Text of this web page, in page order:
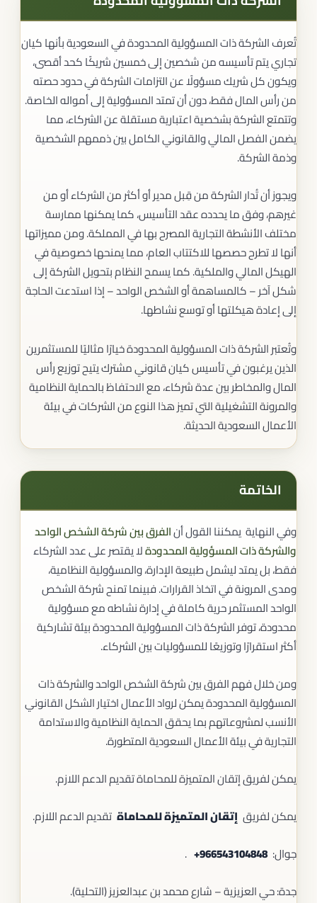
تُعرف الشركة ذات المسؤولية المحدودة في السعودية بأنها كيان
تجاري يتم تأسيسه من شخصين إلى خمسين شريكًا كحد أقصى،
ويكون كل شريك مسؤولًا عن التزامات الشركة في حدود حصته
من رأس المال فقط، دون أن تمتد المسؤولية إلى أمواله الخاصة.
وتتمتع الشركة بشخصية اعتبارية مستقلة عن الشركاء، مما
يضمن الفصل المالي والقانوني الكامل بين ذممهم الشخصية
وذمة الشركة.
ويجوز أن تُدار الشركة من قِبل مدير أو أكثر من الشركاء أو من
غيرهم، وفق ما يحدده عقد التأسيس، كما يمكنها ممارسة
مختلف الأنشطة التجارية المصرح بها في المملكة. ومن مميزاتها
أنها لا تطرح حصصها للاكتتاب العام، مما يمنحها خصوصية في
الهيكل المالي والملكية. كما يسمح النظام بتحويل الشركة إلى
شكل آخر – كالمساهمة أو الشخص الواحد – إذا استدعت الحاجة
إلى إعادة هيكلتها أو توسع نشاطها.
وتُعتبر الشركة ذات المسؤولية المحدودة خيارًا مثاليًا للمستثمرين
الذين يرغبون في تأسيس كيان قانوني مشترك يتيح توزيع رأس
المال والمخاطر بين عدة شركاء، مع الاحتفاظ بالحماية النظامية
والمرونة التشغيلية التي تميز هذا النوع من الشركات في بيئة
الأعمال السعودية الحديثة.
الخاتمة
وفي النهاية يمكننا القول أنالفرق بين شركة الشخص الواحد
والشركة ذات المسؤولية المحدودةلا يقتصر على عدد الشركاء
فقط، بل يمتد ليشمل طبيعة الإدارة، والمسؤولية النظامية،
ومدى المرونة في اتخاذ القرارات. فبينما تمنح شركة الشخص
الواحد المستثمر حرية كاملة في إدارة نشاطه مع مسؤولية
محدودة، توفر الشركة ذات المسؤولية المحدودة بيئة تشاركية
أكثر استقرارًا وتوزيعًا للمسؤوليات بين الشركاء.
ومن خلال فهم الفرق بين شركة الشخص الواحد والشركة ذات
المسؤولية المحدودة يمكن لرواد الأعمال اختيار الشكل القانوني
الأنسب لمشروعاتهم بما يحقق الحماية النظامية والاستدامة
التجارية في بيئة الأعمال السعودية المتطورة.
يمكن لفريق إتقان المتميزة للمحاماة تقديم الدعم اللازم.
يمكن لفريق إتقان المتميزة للمحاماة تقديم الدعم اللازم.
جوال: ‎‎ ‎ +966543104848
.
جدة: حي العزيزية – شارع محمد بن عبدالعزيز (التحلية).